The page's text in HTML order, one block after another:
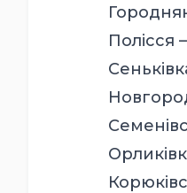
Полісся